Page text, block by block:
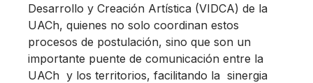
Desarrollo y Creación Artística (VIDCA) de la
UACh, quienes no solo coordinan estos
procesos de postulación, sino que son un
importante puente de comunicación entre la
UACh y los territorios, facilitando la sinergia